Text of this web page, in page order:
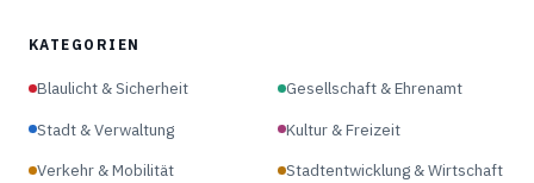
KATEGORIEN
Blaulicht & Sicherheit
Gesellschaft & Ehrenamt
Stadt & Verwaltung
Kultur & Freizeit
Verkehr & Mobilität
Stadtentwicklung & Wirtschaft